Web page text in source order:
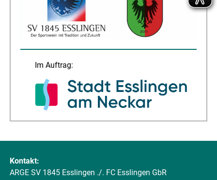
Im Auftrag:
Kontakt:
ARGE SV 1845 Esslingen ./. FC Esslingen GbR